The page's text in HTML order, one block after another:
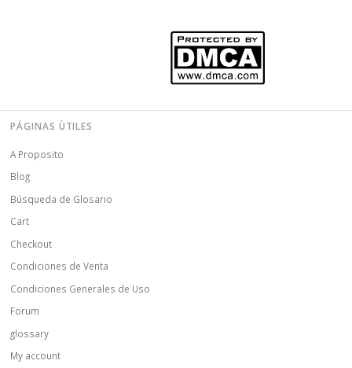
PÁGINAS ÙTILES
A Proposito
Blog
Búsqueda de Glosario
Cart
Checkout
Condiciones de Venta
Condiciones Generales de Uso
Forum
glossary
My account